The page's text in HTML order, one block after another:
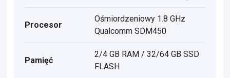
Procesor
Ośmiordzeniowy 1.8 GHz
Qualcomm SDM450
Pamięć
2/4 GB RAM / 32/64 GB SSD
FLASH